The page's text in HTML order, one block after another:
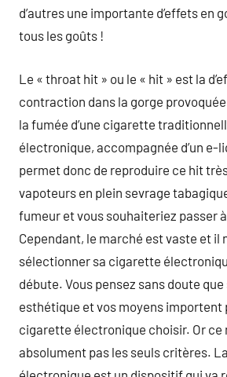
d’autres une importante d’effets en
tous les goûts !
Le « throat hit » ou le « hit » est la
contraction dans la gorge
la fumée d’une cigarette
électronique, accompagnée d’un e-
permet donc de reproduire ce hit
vapoteurs en plein sevrage
fumeur et vous souhaiteriez passer
Cependant, le marché est vaste et il
sélectionner sa cigarette
débute. Vous pensez sans doute que
esthétique et vos moyens importent
cigarette électronique choisir. Or ce
absolument pas les seuls critères.